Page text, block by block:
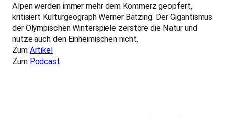
Alpen werden immer mehr dem Kommerz geopfert,
kritisiert Kulturgeograph Werner Bätzing. Der Gigantismus
der Olympischen Winterspiele zerstöre die Natur und
nutze auch den Einheimischen nicht.
Zum Artikel
Zum Podcast